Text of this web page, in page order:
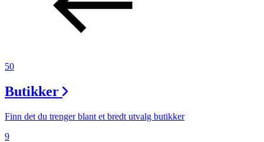
50
Butikker
Finn det du trenger blant et bredt utvalg butikker
9